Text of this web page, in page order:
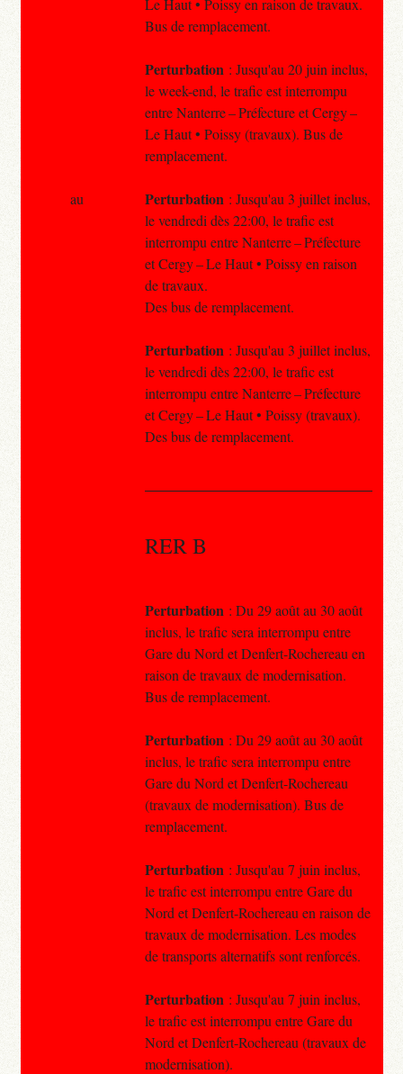
Le Haut • Poissy en raison de travaux.
Bus de remplacement.
Perturbation : Jusqu'au 20 juin inclus,
le week-end, le trafic est interrompu
entre Nanterre – Préfecture et Cergy –
Le Haut • Poissy (travaux). Bus de
remplacement.
Perturbation : Jusqu'au 3 juillet inclus,
le vendredi dès 22:00, le trafic est
interrompu entre Nanterre – Préfecture
et Cergy – Le Haut • Poissy en raison
de travaux.
Des bus de remplacement.
Perturbation : Jusqu'au 3 juillet inclus,
le vendredi dès 22:00, le trafic est
interrompu entre Nanterre – Préfecture
et Cergy – Le Haut • Poissy (travaux).
Des bus de remplacement.
RER B
Perturbation : Du 29 août au 30 août
inclus, le trafic sera interrompu entre
Gare du Nord et Denfert-Rochereau en
raison de travaux de modernisation.
Bus de remplacement.
Perturbation : Du 29 août au 30 août
inclus, le trafic sera interrompu entre
Gare du Nord et Denfert-Rochereau
(travaux de modernisation). Bus de
remplacement.
Perturbation : Jusqu'au 7 juin inclus,
le trafic est interrompu entre Gare du
Nord et Denfert-Rochereau en raison de
travaux de modernisation. Les modes
de transports alternatifs sont renforcés.
Perturbation : Jusqu'au 7 juin inclus,
le trafic est interrompu entre Gare du
Nord et Denfert-Rochereau (travaux de
modernisation).
au